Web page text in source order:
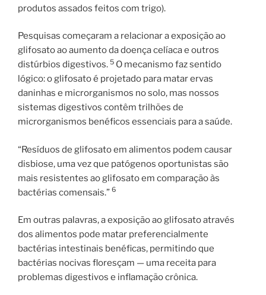
produtos assados ​​feitos com trigo).
Pesquisas começaram a relacionar a exposição ao
glifosato ao aumento da doença celíaca e outros
distúrbios digestivos. 5 O mecanismo faz sentido
lógico: o glifosato é projetado para matar ervas
daninhas e microrganismos no solo, mas nossos
sistemas digestivos contêm trilhões de
microrganismos benéficos essenciais para a saúde.
“Resíduos de glifosato em alimentos podem causar
disbiose, uma vez que patógenos oportunistas são
mais resistentes ao glifosato em comparação às
bactérias comensais.” 6
Em outras palavras, a exposição ao glifosato através
dos alimentos pode matar preferencialmente
bactérias intestinais benéficas, permitindo que
bactérias nocivas floresçam — uma receita para
problemas digestivos e inflamação crônica.